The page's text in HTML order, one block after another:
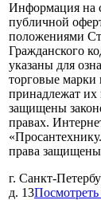
Информация на
публичной
положениями
Гражданского
указаны для
торговые
принадлежат их
защищены
правах.
права защищены
г. Санкт-
д. 13Посмотреть